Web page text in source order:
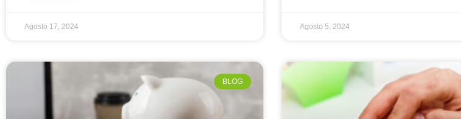
Agosto 17, 2024 Agosto 5, 2024
BLOG